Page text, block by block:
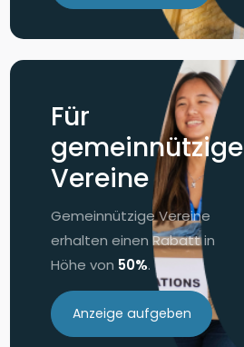
Für
gemeinnützige
Vereine
Gemeinnützige Vereine
erhalten einen Rabatt in
Höhe von 50%.
Anzeige aufgeben